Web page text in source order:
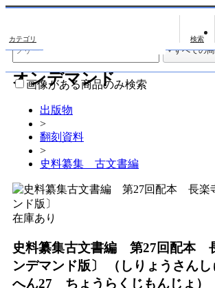
出版物
影印資料
近代雑誌複刻資料
単行本◆文学
単行本◆歴史
単行本◆書誌
単行本◆日本語史
古書
画像がある商品のみ検索
オンデマンド
出版物
>
翻刻資料
>
史料纂集 古文書編
在庫あり
史料纂集古文書編 第27回配本
ンデマンド版〕
（しりょうさん
へん27 ちょうらくじもんじょ）